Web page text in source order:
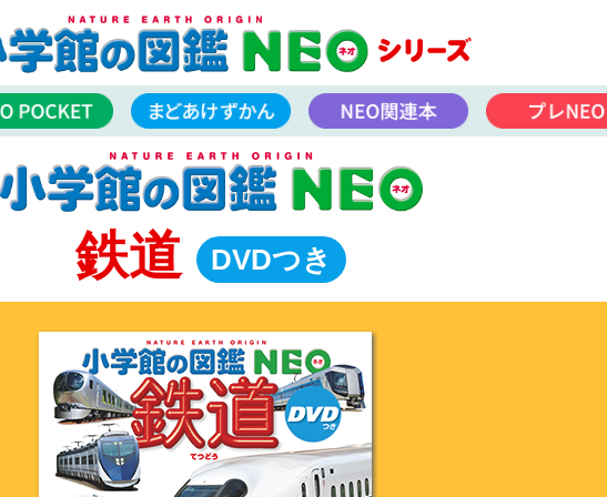
鉄道 DVDつき